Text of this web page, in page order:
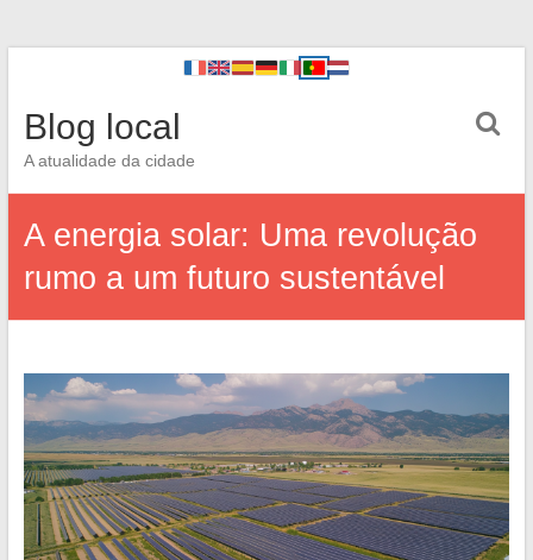
Blog local
A atualidade da cidade
A energia solar: Uma revolução
rumo a um futuro sustentável